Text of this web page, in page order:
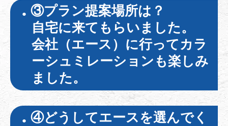
③プラン提案場所は？
自宅に来てもらいました。
会社（エース）に行ってカラ
ーシュミレーションも楽しみ
ました。
④どうしてエースを選んでく